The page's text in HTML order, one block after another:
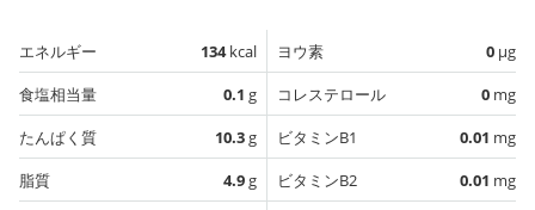
エネルギー 134kcal
食塩相当量
0.1 g
たんぱく質
10.3g
脂質
4.9g
ヨウ素 0 µg
コレステロール
0 mg
ビタミンB1
0.01 mg
ビタミンB2
0.01 mg